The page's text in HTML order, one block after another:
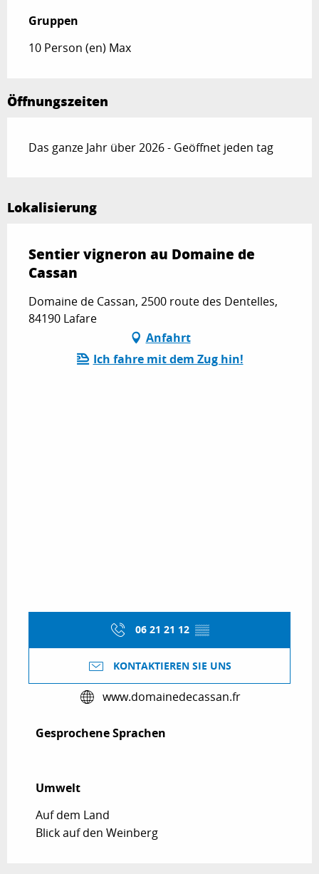
Gruppen
Gruppen
10 Person (en) Max
Öffnungszeiten
Das ganze Jahr über 2026 - Geöffnet jeden tag
Lokalisierung
Sentier vigneron au Domaine de
Cassan
Domaine de Cassan, 2500 route des Dentelles,
84190 Lafare
Anfahrt
Ich fahre mit dem Zug hin!
06 21 21 12 ▒▒
KONTAKTIEREN SIE UNS
www.domainedecassan.fr
Gesprochene Sprachen
Gesprochene Sprachen
Umwelt
Umwelt
Auf dem Land
Blick auf den Weinberg